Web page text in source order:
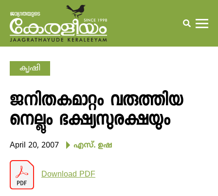
കൃഷി
ജനിതകമാറ്റം വരുത്തിയ
നെല്ലും ഭക്ഷ്യസുരക്ഷയും
April 20, 2007 എസ്. ഉഷ
Download PDF